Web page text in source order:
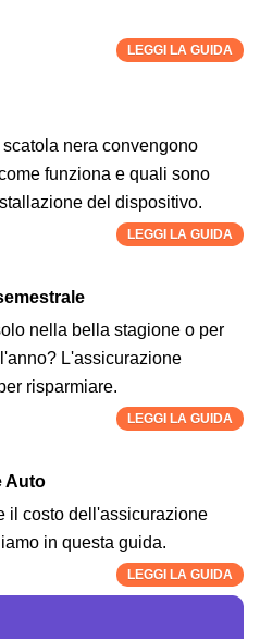
LEGGI LA GUIDA
nera convengono
funziona e quali sono
del dispositivo.
LEGGI LA GUIDA
nella bella stagione o per
L'assicurazione
risparmiare.
LEGGI LA GUIDA
Auto
il costo dell'assicurazione
in questa guida.
LEGGI LA GUIDA